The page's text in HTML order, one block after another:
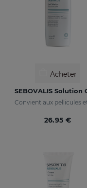
Acheter
26.95 €